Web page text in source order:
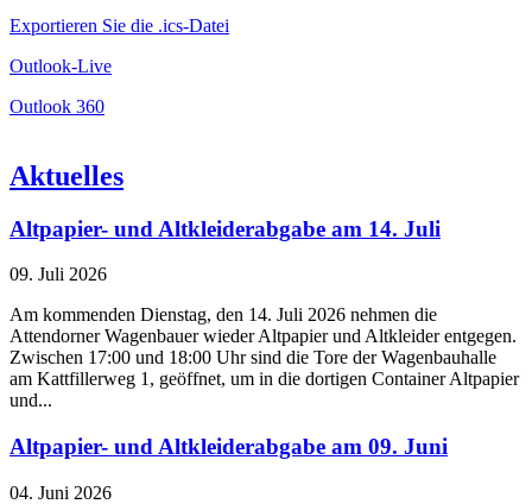
Exportieren Sie die .ics-Datei
Outlook-Live
Outlook 360
Aktuelles
Altpapier- und Altkleiderabgabe am 14. Juli
09. Juli 2026
Am kommenden Dienstag, den 14. Juli 2026 nehmen die
Attendorner Wagenbauer wieder Altpapier und Altkleider entgegen.
Zwischen 17:00 und 18:00 Uhr sind die Tore der Wagenbauhalle
am Kattfillerweg 1, geöffnet, um in die dortigen Container Altpapier
und...
Altpapier- und Altkleiderabgabe am 09. Juni
04. Juni 2026